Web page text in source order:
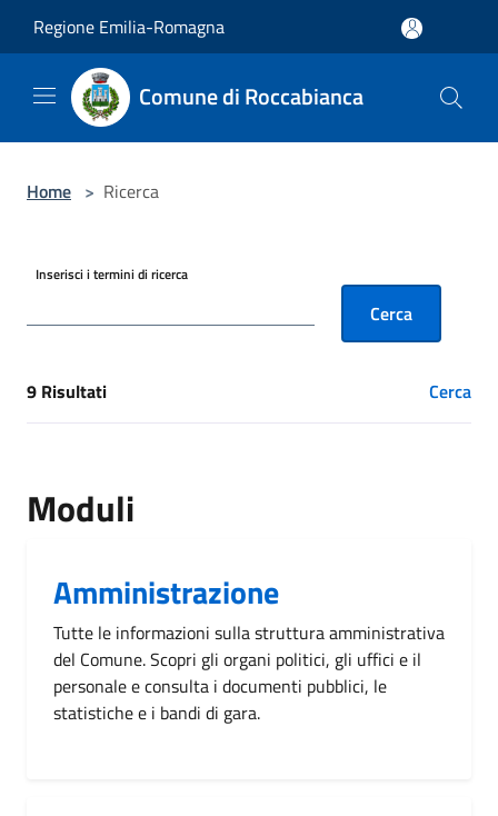
Regione Emilia-Romagna
Comune di Roccabianca
Home > Ricerca
Inserisci i termini di ricerca
Cerca
[results] Risultati
9 Risultati Cerca
Moduli
Amministrazione
Tutte le informazioni sulla struttura amministrativa
del Comune. Scopri gli organi politici, gli uffici e il
personale e consulta i documenti pubblici, le
statistiche e i bandi di gara.